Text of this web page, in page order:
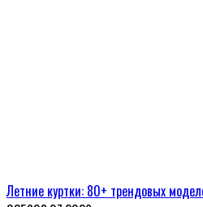
Летние куртки: 80+ трендовых